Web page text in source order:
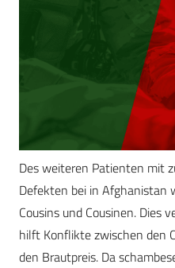
Des weiteren Patienten mit
Defekten bei in Afghanistan
Cousins und Cousinen. Dies
hilft Konflikte zwischen den
den Brautpreis. Da